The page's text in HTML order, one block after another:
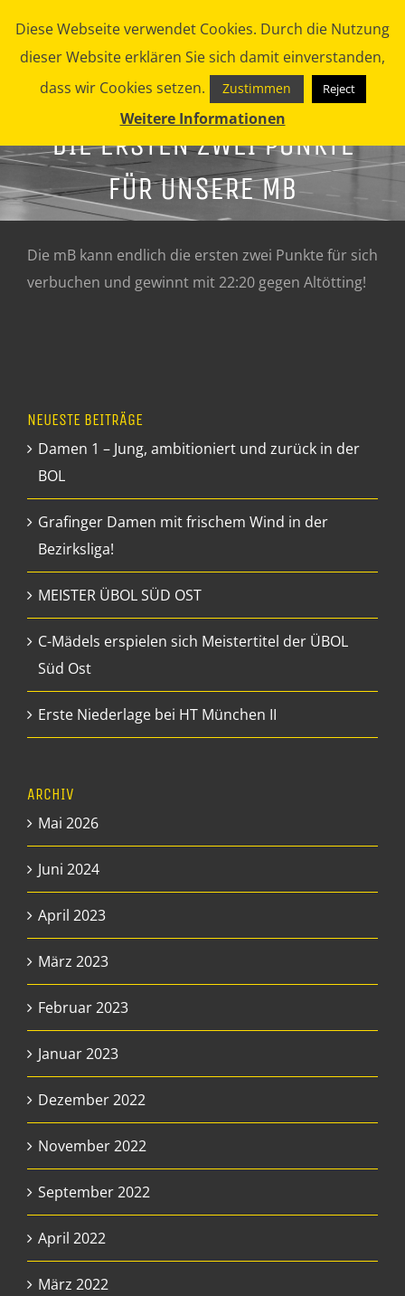
Inhalt
springen
DIE ERSTEN ZWEI PUNKTE
FÜR UNSERE MB
Die mB kann endlich die ersten zwei Punkte für sich
verbuchen und gewinnt mit 22:20 gegen Altötting!
NEUESTE BEITRÄGE
Damen 1 – Jung, ambitioniert und zurück in der
BOL
Grafinger Damen mit frischem Wind in der
Bezirksliga!
MEISTER ÜBOL SÜD OST
C-Mädels erspielen sich Meistertitel der ÜBOL
Süd Ost
Erste Niederlage bei HT München II
ARCHIV
Mai 2026
Juni 2024
April 2023
März 2023
Februar 2023
Januar 2023
Dezember 2022
November 2022
September 2022
April 2022
März 2022
Diese Webseite verwendet Cookies. Durch die Nutzung
dieser Website erklären Sie sich damit einverstanden,
dass wir Cookies setzen.
Zustimmen Reject
Weitere Informationen